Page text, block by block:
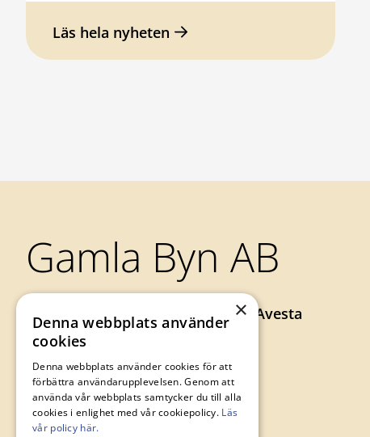
Läs hela nyheten
Gamla Byn AB
Axel Johnsons väg 73, 774 34 Avesta
0226-64 57 00
×
Denna webbplats använder
cookies
Denna webbplats använder cookies för att
förbättra användarupplevelsen. Genom att
använda vår webbplats samtycker du till alla
cookies i enlighet med vår cookiepolicy. Läs
vår policy här.